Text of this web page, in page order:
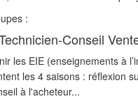
:
Conseil
les EIE (enseignements à
les 4 saisons : réflexion
à l'acheteur...